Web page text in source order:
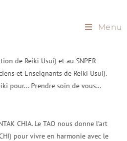
Menu
de Reiki Usui) et au SNPER
et Enseignants de Reiki Usui).
pour... Prendre soin de vous…
CHIA. Le TAO nous donne l'art
pour vivre en harmonie avec le